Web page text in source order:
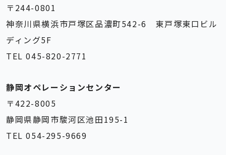
〒244-0801
神奈川県横浜市戸塚区品濃町542-6 東戸塚東口ビル
ディング5F
TEL 045-820-2771
静岡オペレーションセンター
〒422-8005
静岡県静岡市駿河区池田195-1
TEL 054-295-9669